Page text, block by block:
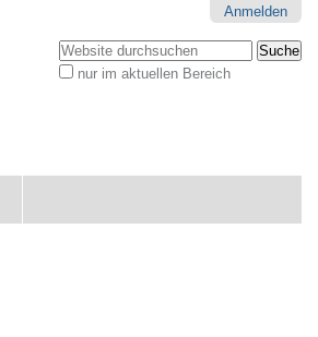
Anmelden
Website durchsuchen
nur im aktuellen Bereich